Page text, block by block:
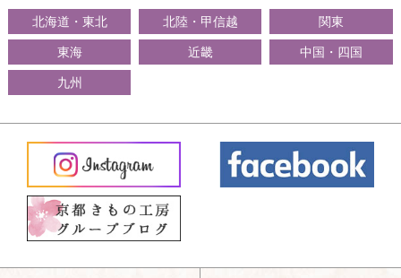
北海道・東北 北陸・甲信越 関東
東海 近畿 中国・四国
九州